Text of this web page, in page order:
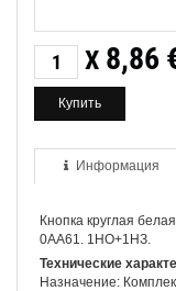
X 8,86
Информация
Кнопка круглая
0AA61. 1НО+1НЗ.
Технические
Назначение: